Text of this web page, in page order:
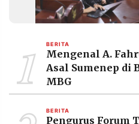
1 BERITA
Mengenal A.
Asal Sumenep di
MBG
BERITA
Pengurus Forum